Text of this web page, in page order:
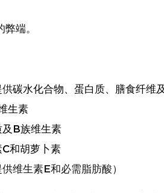
端。
碳水化合物、蛋白质、膳食纤维
生素
及B族维生素
和胡萝卜素
供维生素E和必需脂肪酸）